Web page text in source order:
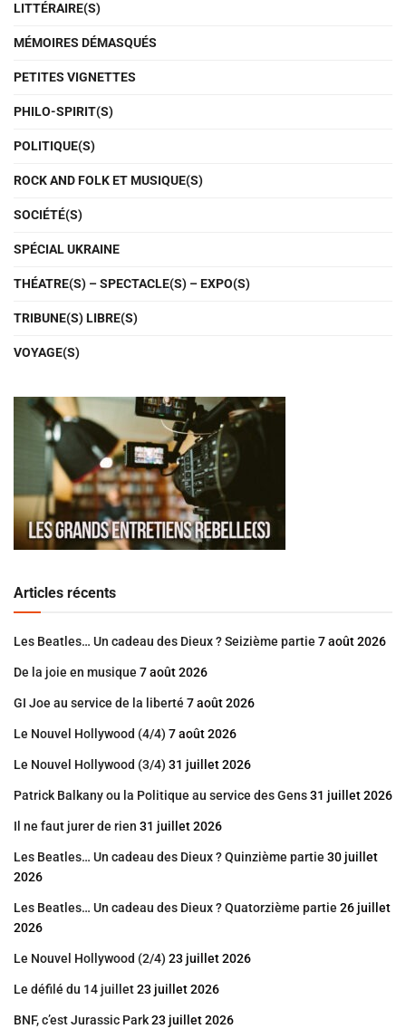
LITTÉRAIRE(S)
MÉMOIRES DÉMASQUÉS
PETITES VIGNETTES
PHILO-SPIRIT(S)
POLITIQUE(S)
ROCK AND FOLK ET MUSIQUE(S)
SOCIÉTÉ(S)
SPÉCIAL UKRAINE
THÉATRE(S) – SPECTACLE(S) – EXPO(S)
TRIBUNE(S) LIBRE(S)
VOYAGE(S)
Articles récents
Les Beatles… Un cadeau des Dieux ? Seizième partie 7 août 2026
De la joie en musique 7 août 2026
GI Joe au service de la liberté 7 août 2026
Le Nouvel Hollywood (4/4) 7 août 2026
Le Nouvel Hollywood (3/4) 31 juillet 2026
Patrick Balkany ou la Politique au service des Gens31 juillet 2026
Il ne faut jurer de rien 31 juillet 2026
Les Beatles… Un cadeau des Dieux ? Quinzième partie 30 juillet
2026
Les Beatles… Un cadeau des Dieux ? Quatorzième partie 26 juillet
2026
Le Nouvel Hollywood (2/4) 23 juillet 2026
Le défilé du 14 juillet23 juillet 2026
BNF, c’est Jurassic Park23 juillet 2026